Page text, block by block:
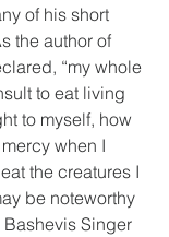
of his short
the author of
“my whole
to eat living
to myself, how
when I
the creatures I
be noteworthy
Singer